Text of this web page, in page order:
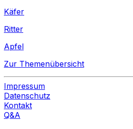
Käfer
Ritter
Apfel
Zur Themenübersicht
Impressum
Datenschutz
Kontakt
Q&A